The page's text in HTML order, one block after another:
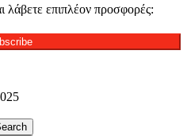
λάβετε επιπλέον προσφορές: